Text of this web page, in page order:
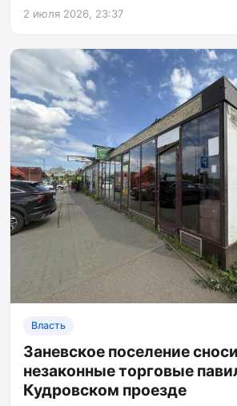
2 июля 2026, 23:37
Власть
Заневское поселение
незаконные торговые
Кудровском проезде